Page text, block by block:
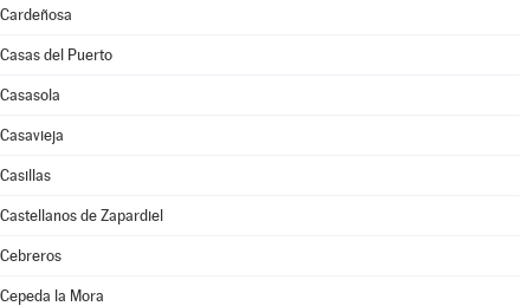
Cardeñosa
Casas del Puerto
Casasola
Casavieja
Casillas
Castellanos de Zapardiel
Cebreros
Cepeda la Mora